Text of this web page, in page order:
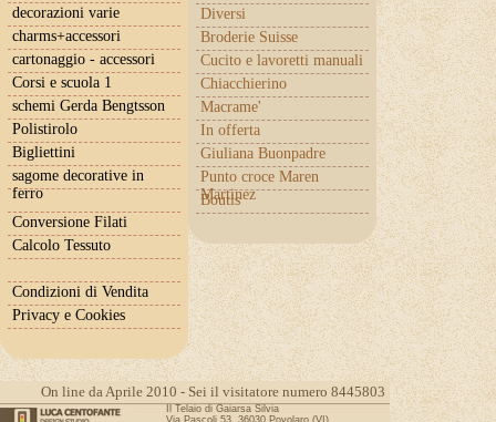
Diversi
Broderie Suisse
Cucito e lavoretti manuali
Chiacchierino
Macrame'
In offerta
Giuliana Buonpadre
Punto croce Maren
Martinez
Boutis
decorazioni varie
charms+accessori
cartonaggio - accessori
Corsi e scuola 1
schemi Gerda Bengtsson
Polistirolo
Bigliettini
sagome decorative in
ferro
Conversione Filati
Calcolo Tessuto
Condizioni di Vendita
Privacy e Cookies
On line da Aprile 2010 - Sei il visitatore numero 8445803
Il Telaio di Gaiarsa Silvia
Via Pascoli 53, 36030 Povolaro (VI)